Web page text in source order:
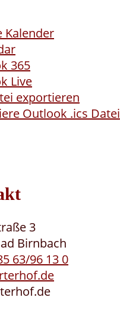
Kalender
365
Live
exportieren
Outlook .ics Datei
3
Birnbach
63/96 13 0